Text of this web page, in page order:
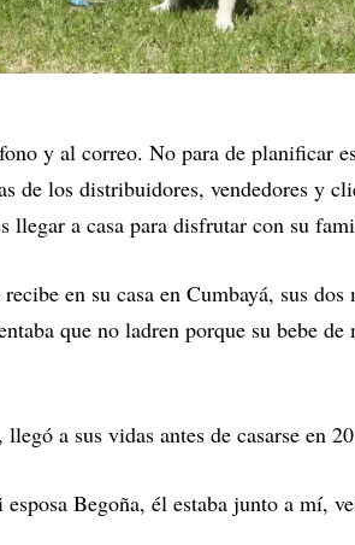
y al correo. No para de planificar
de los distribuidores, vendedores y
llegar a casa para disfrutar con su
en su casa en Cumbayá, sus dos
que no ladren porque su bebe de
a sus vidas antes de casarse en
Begoña, él estaba junto a mí,